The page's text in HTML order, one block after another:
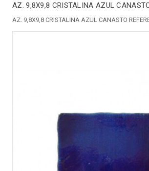
AZ. 9,8X9,8 CRISTALINA AZUL
AZ. 9,8X9,8 CRISTALINA AZUL CANASTO